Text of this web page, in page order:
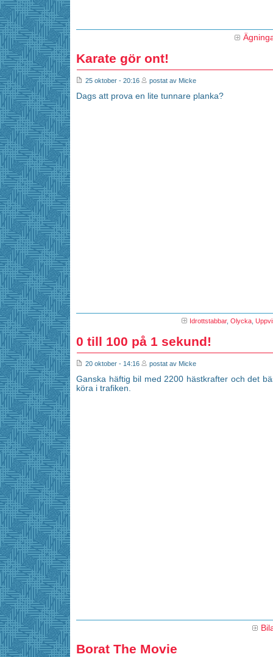
Karate gör ont!
25 oktober - 20:16 postat av Micke
Dags att prova en lite tunnare planka?
Idrottstabbar, Olycka
0 till 100 på 1 sekund!
20 oktober - 14:16 postat av Micke
Ganska häftig bil med 2200 hästkrafter och det
köra i trafiken.
Borat The Movie